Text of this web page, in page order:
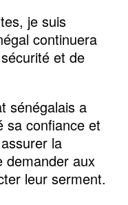
je suis
continuera
et de
sénégalais a
sa confiance et
la
demander aux
leur serment.